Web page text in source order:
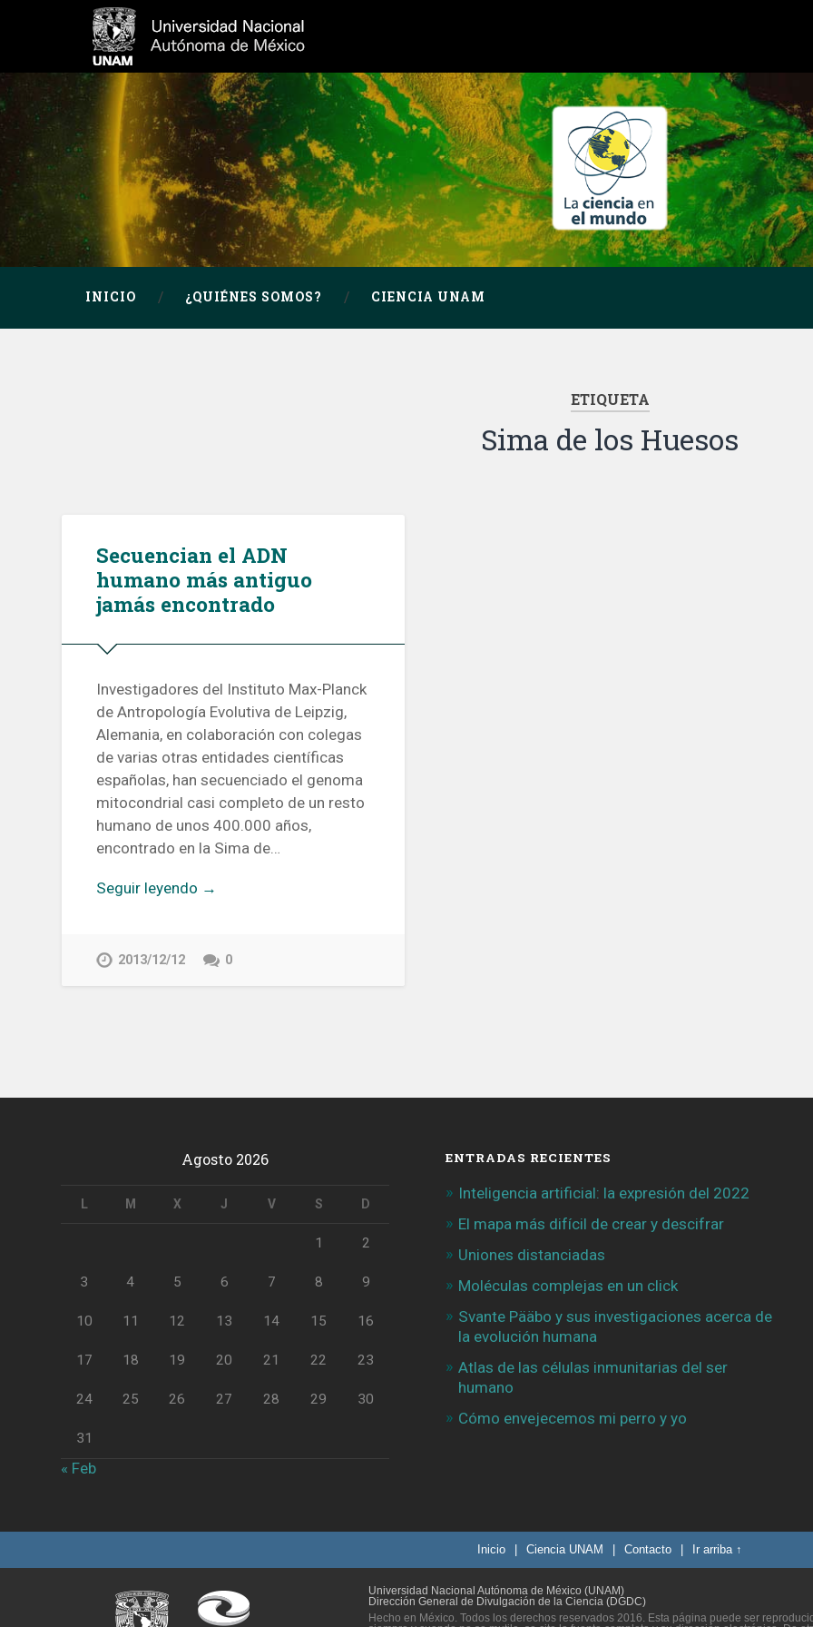
INICIO ¿QUIÉNES SOMOS? CIENCIA UNAM
ETIQUETA
Sima de los Huesos
Secuencian el ADN
humano más antiguo
jamás encontrado
Investigadores del Instituto Max-Planck
de Antropología Evolutiva de Leipzig,
Alemania, en colaboración con colegas
de varias otras entidades científicas
españolas, han secuenciado el genoma
mitocondrial casi completo de un resto
humano de unos 400.000 años,
encontrado en la Sima de…
Seguir leyendo →
2013/12/12 0
Agosto 2026
L M X J V S D
1 2
3 4 5 6 7 8 9
10 11 12 13 14 15 16
17 18 19 20 21 22 23
24 25 26 27 28 29 30
31
« Feb
ENTRADAS RECIENTES
Inteligencia artificial: la expresión del 2022
El mapa más difícil de crear y descifrar
Uniones distanciadas
Moléculas complejas en un click
Svante Pääbo y sus investigaciones acerca de
la evolución humana
Atlas de las células inmunitarias del ser
humano
Cómo envejecemos mi perro y yo
Inicio Ciencia UNAM Contacto Ir arriba ↑
Universidad Nacional Autónoma de México (UNAM)
Dirección General de Divulgación de la Ciencia (DGDC)
Hecho en México. Todos los derechos reservados 2016. Esta página puede ser